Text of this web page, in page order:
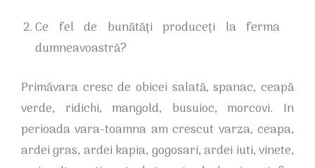
Ce fel de bunătăți produceți la ferma
dumneavoastră?
Primăvara cresc de obicei salată, spanac, ceapă
verde, ridichi, mangold, busuioc, morcovi. In
perioada vara-toamna am crescut varza, ceapa,
ardei gras, ardei kapia, gogosari, ardei iuti, vinete,